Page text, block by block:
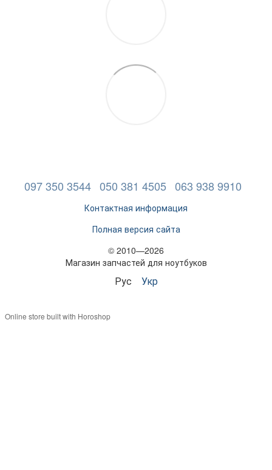
097 350 3544 050 381 4505 063 938 9910
Контактная информация
Полная версия сайта
© 2010—2026
Магазин запчастей для ноутбуков
Рус Укр
Online store built with Horoshop